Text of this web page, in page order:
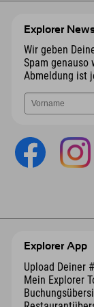
Explorer
Wir geben
Spam genauso
Abmeldung ist
Explorer App
Upload Deiner
Mein Explorer